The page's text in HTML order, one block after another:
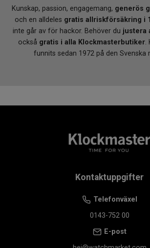
Kunskap, passion, engagemang, generös
och en alldeles gratis allriskförsäkring i
inte går av för hackor. Behöver du justera
också gratis i alla Klockmasterbutiker.
funnits sedan 1972 på den Svenska
Kontaktuppgifter
Telefonväxel
0143-752 00
E-post